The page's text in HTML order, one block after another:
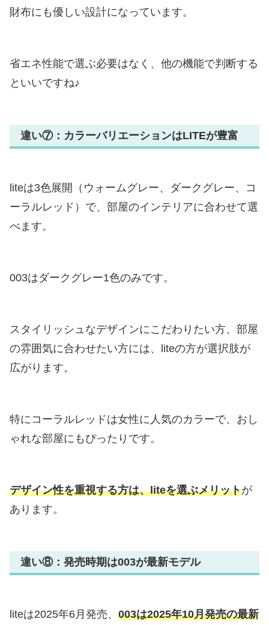
財布にも優しい設計になっています。
省エネ性能で選ぶ必要はなく、他の機能で判断する
といいですね♪
違い⑦：カラーバリエーションはLITEが豊富
liteは3色展開（ウォームグレー、ダークグレー、コ
ーラルレッド）で、部屋のインテリアに合わせて選
べます。
003はダークグレー1色のみです。
スタイリッシュなデザインにこだわりたい方、部屋
の雰囲気に合わせたい方には、liteの方が選択肢が
広がります。
特にコーラルレッドは女性に人気のカラーで、おし
ゃれな部屋にもぴったりです。
デザイン性を重視する方は、liteを選ぶメリットが
あります。
違い⑧：発売時期は003が最新モデル
liteは2025年6月発売、 003は2025年10月発売の最新